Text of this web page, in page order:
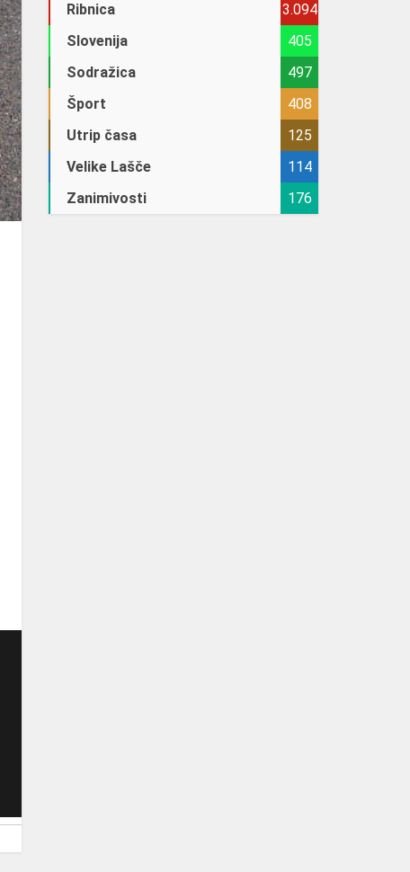
Ribnica
3.094
Slovenija
405
Sodražica
497
Šport
408
Utrip časa
125
Velike Lašče
114
Zanimivosti
176